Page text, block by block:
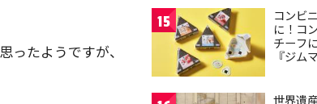
ったようですが、
15
コンビ
に！コ
チーフ
『ジム
世界遺